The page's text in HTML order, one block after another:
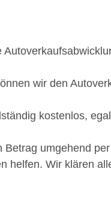
wir den
kostenlos,
umgehend
helfen. Wir klären